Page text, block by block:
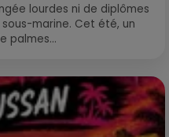
lourdes ni de diplômes
marine. Cet été, un
palmes...